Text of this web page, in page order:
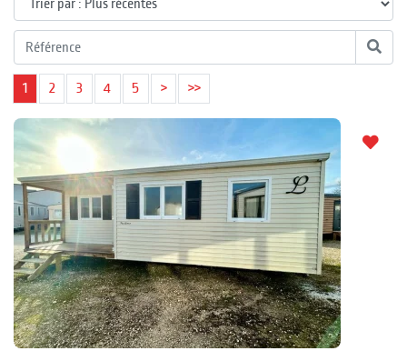
1 2 3 4 5 > >>